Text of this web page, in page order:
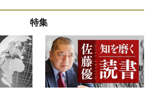
特集